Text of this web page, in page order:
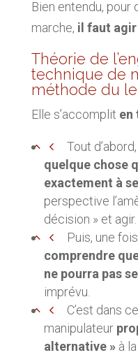
Bien entendu,
marche, il faut agir
Théorie de
technique de
méthode du
Elle s’accomplit en
Tout d’abord,
quelque chose
exactement à
perspective
décision » et agir.
Puis, une fois
comprendre
ne pourra pas
imprévu.
C’est dans
manipulateur
alternative »à la